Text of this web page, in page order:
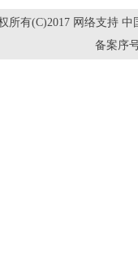
所有(C)2017 网络支持中
备案序